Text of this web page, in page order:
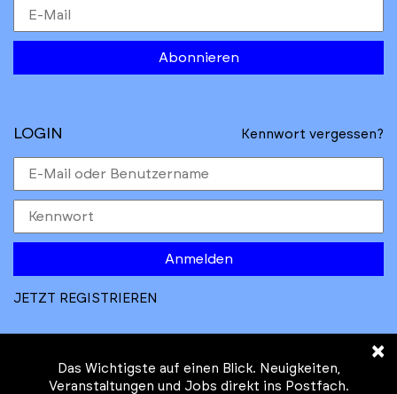
Abonnieren
LOGIN Kennwort vergessen?
Anmelden
JETZT REGISTRIEREN
×
Das Wichtigste auf einen Blick. Neuigkeiten,
Veranstaltungen und Jobs direkt ins Postfach.